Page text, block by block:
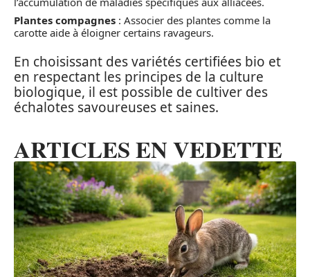
Plantes compagnes : Associer des plantes comme la
carotte aide à éloigner certains ravageurs.
En choisissant des variétés certifiées bio et
en respectant les principes de la culture
biologique, il est possible de cultiver des
échalotes savoureuses et saines.
ARTICLES EN VEDETTE